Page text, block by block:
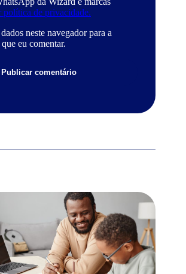
política de privacidade.
neste navegador para a
eu comentar.